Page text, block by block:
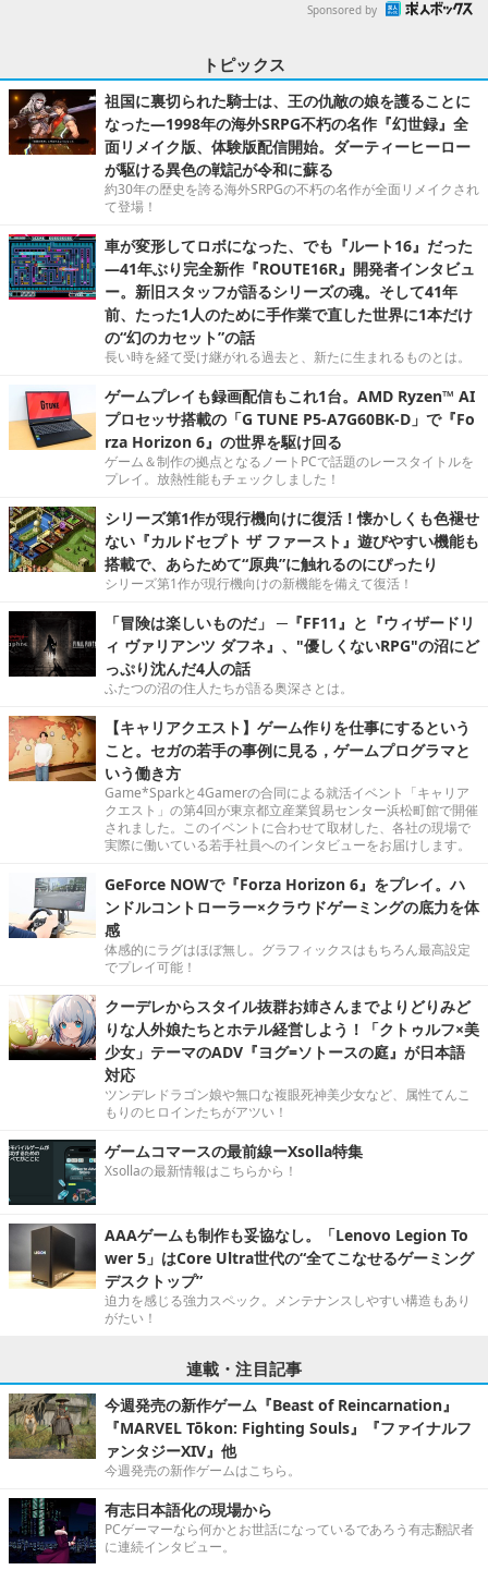
Sponsored by
トピックス
祖国に裏切られた騎士は、王の仇敵の娘を護ることに
なった―1998年の海外SRPG不朽の名作『幻世録』全
面リメイク版、体験版配信開始。ダーティーヒーロー
が駆ける異色の戦記が令和に蘇る
約30年の歴史を誇る海外SRPGの不朽の名作が全面リメイクされ
て登場！
車が変形してロボになった、でも『ルート16』だった
―41年ぶり完全新作『ROUTE16R』開発者インタビュ
ー。新旧スタッフが語るシリーズの魂。そして41年
前、たった1人のために手作業で直した世界に1本だけ
の“幻のカセット”の話
長い時を経て受け継がれる過去と、新たに生まれるものとは。
ゲームプレイも録画配信もこれ1台。AMD Ryzen™ AI
プロセッサ搭載の「G TUNE P5-A7G60BK-D」で『Fo
rza Horizon 6』の世界を駆け回る
ゲーム＆制作の拠点となるノートPCで話題のレースタイトルを
プレイ。放熱性能もチェックしました！
シリーズ第1作が現行機向けに復活！懐かしくも色褪せ
ない『カルドセプト ザ ファースト』遊びやすい機能も
搭載で、あらためて“原典”に触れるのにぴったり
シリーズ第1作が現行機向けの新機能を備えて復活！
「冒険は楽しいものだ」 ─『FF11』と『ウィザードリ
ィ ヴァリアンツ ダフネ』、"優しくないRPG"の沼にど
っぷり沈んだ4人の話
ふたつの沼の住人たちが語る奥深さとは。
【キャリアクエスト】ゲーム作りを仕事にするという
こと。セガの若手の事例に見る，ゲームプログラマと
いう働き方
Game*Sparkと4Gamerの合同による就活イベント「キャリア
クエスト」の第4回が東京都立産業貿易センター浜松町館で開催
されました。このイベントに合わせて取材した、各社の現場で
実際に働いている若手社員へのインタビューをお届けします。
GeForce NOWで『Forza Horizon 6』をプレイ。ハ
ンドルコントローラー×クラウドゲーミングの底力を体
感
体感的にラグはほぼ無し。グラフィックスはもちろん最高設定
でプレイ可能！
クーデレからスタイル抜群お姉さんまでよりどりみど
りな人外娘たちとホテル経営しよう！「クトゥルフ×美
少女」テーマのADV『ヨグ=ソトースの庭』が日本語
対応
ツンデレドラゴン娘や無口な複眼死神美少女など、属性てんこ
もりのヒロインたちがアツい！
ゲームコマースの最前線ーXsolla特集
Xsollaの最新情報はこちらから！
AAAゲームも制作も妥協なし。「Lenovo Legion To
wer 5」はCore Ultra世代の“全てこなせるゲーミング
デスクトップ”
迫力を感じる強力スペック。メンテナンスしやすい構造もあり
がたい！
連載・注目記事
今週発売の新作ゲーム『Beast of Reincarnation』
『MARVEL Tōkon: Fighting Souls』『ファイナルフ
ァンタジーXIV』他
今週発売の新作ゲームはこちら。
有志日本語化の現場から
PCゲーマーなら何かとお世話になっているであろう有志翻訳者
に連続インタビュー。